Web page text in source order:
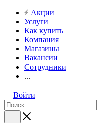
Акции
Услуги
Как купить
Компания
Магазины
Вакансии
Сотрудники
...
Войти